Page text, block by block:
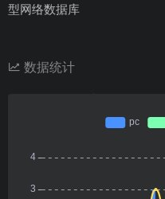
型网络数据库
数据统计